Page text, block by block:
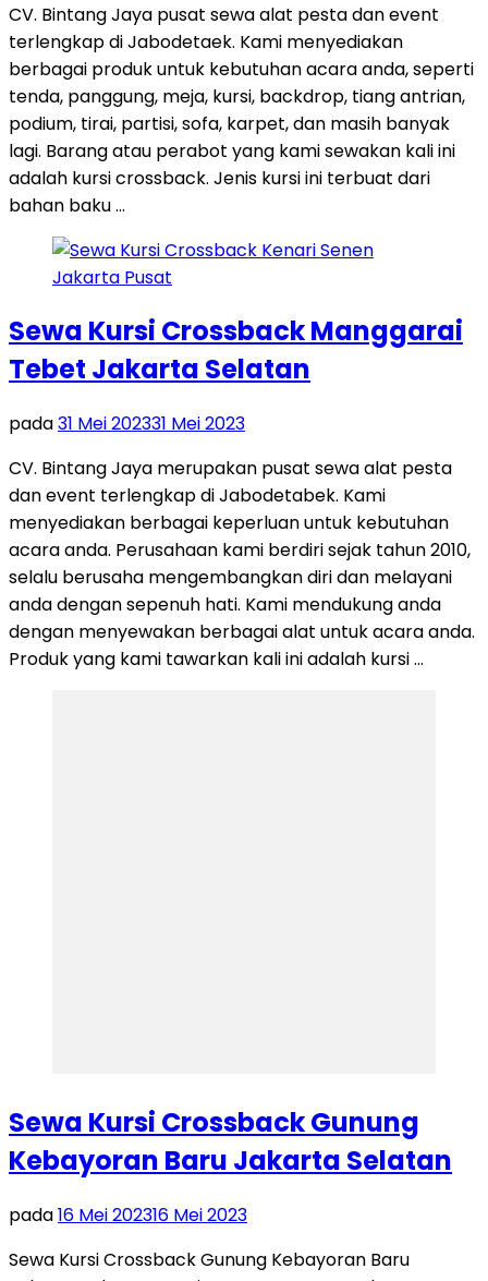
CV. Bintang Jaya pusat sewa alat pesta dan event
terlengkap di Jabodetaek. Kami menyediakan
berbagai produk untuk kebutuhan acara anda, seperti
tenda, panggung, meja, kursi, backdrop, tiang antrian,
podium, tirai, partisi, sofa, karpet, dan masih banyak
lagi. Barang atau perabot yang kami sewakan kali ini
adalah kursi crossback. Jenis kursi ini terbuat dari
bahan baku …
Sewa Kursi Crossback Manggarai
Tebet Jakarta Selatan
pada31 Mei 202331 Mei 2023
CV. Bintang Jaya merupakan pusat sewa alat pesta
dan event terlengkap di Jabodetabek. Kami
menyediakan berbagai keperluan untuk kebutuhan
acara anda. Perusahaan kami berdiri sejak tahun 2010,
selalu berusaha mengembangkan diri dan melayani
anda dengan sepenuh hati. Kami mendukung anda
dengan menyewakan berbagai alat untuk acara anda.
Produk yang kami tawarkan kali ini adalah kursi …
Sewa Kursi Crossback Gunung
Kebayoran Baru Jakarta Selatan
pada16 Mei 202316 Mei 2023
Sewa Kursi Crossback Gunung Kebayoran Baru